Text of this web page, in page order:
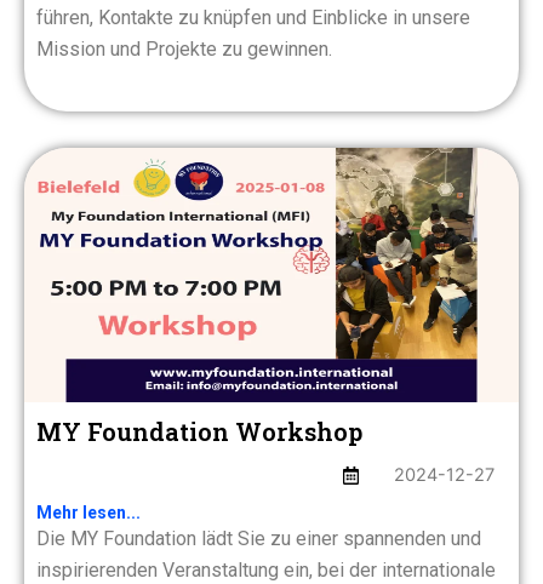
führen, Kontakte zu knüpfen und Einblicke in unsere
Mission und Projekte zu gewinnen.
MY Foundation Workshop
2024-12-27
Mehr lesen...
Die MY Foundation lädt Sie zu einer spannenden und
inspirierenden Veranstaltung ein, bei der internationale